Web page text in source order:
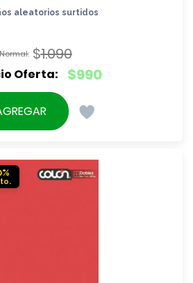
aleatorios surtidos
$1.090
El
precio
original
$990
El
precio
actual
$990.